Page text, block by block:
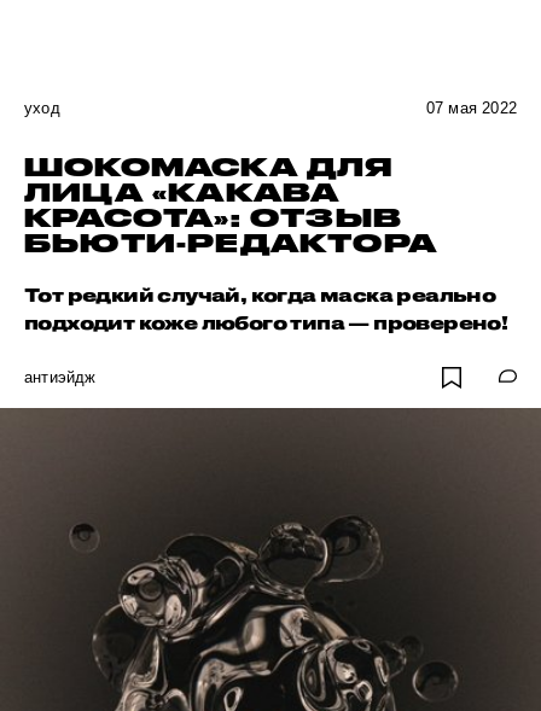
уход 07 мая 2022
ШОКОМАСКА ДЛЯ
ЛИЦА «КАКАВА
КРАСОТА»: ОТЗЫВ
БЬЮТИ-РЕДАКТОРА
Тот редкий случай, когда маска реально
подходит коже любого типа — проверено!
антиэйдж